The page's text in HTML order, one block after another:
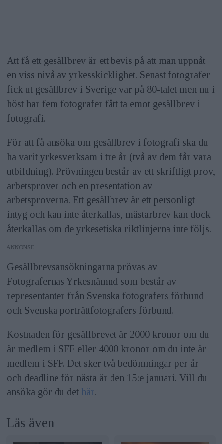
Att få ett gesällbrev är ett bevis på att man uppnåt
en viss nivå av yrkesskicklighet. Senast fotografer
fick ut gesällbrev i Sverige var på 80-talet men nu i
höst har fem fotografer fått ta emot gesällbrev i
fotografi.
För att få ansöka om gesällbrev i fotografi ska du
ha varit yrkesverksam i tre år (två av dem får vara
utbildning). Prövningen består av ett skriftligt prov,
arbetsprover och en presentation av
arbetsproverna. Ett gesällbrev är ett personligt
intyg och kan inte återkallas, mästarbrev kan dock
återkallas om de yrkesetiska riktlinjerna inte följs.
ANNONS
Gesällbrevsansökningarna prövas av
Fotografernas Yrkesnämnd som består av
representanter från Svenska fotografers förbund
och Svenska porträttfotografers förbund.
Kostnaden för gesällbrevet är 2000 kronor om du
är medlem i SFF eller 4000 kronor om du inte är
medlem i SFF. Det sker två bedömningar per år
och deadline för nästa är den 15:e januari. Vill du
ansöka gör du det här.
Läs även